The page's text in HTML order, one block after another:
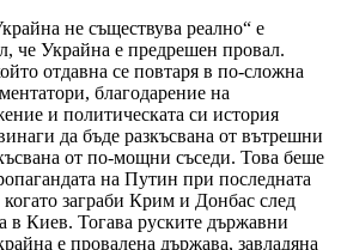
не съществува реално“ е
че Украйна е предрешен провал.
отдавна се повтаря в по-сложна
благодарение на
и политическата си история
да бъде разкъсвана от вътрешни
от по-мощни съседи. Това беше
на Путин при последната
заграби Крим и Донбас след
в Киев. Тогава руските държавни
е провалена държава, завладяна